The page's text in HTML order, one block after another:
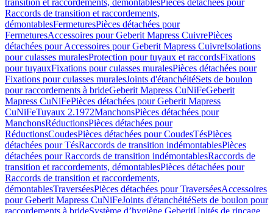
transition et raccordements, démontablesPièces détachées pour
Raccords de transition et raccordements,
démontablesFermeturesPièces détachées pour
FermeturesAccessoires pour Geberit Mapress CuivrePièces
détachées pour Accessoires pour Geberit Mapress CuivreIsolations
pour culasses muralesProtection pour tuyaux et raccordsFixations
pour tuyauxFixations pour culasses muralesPièces détachées pour
Fixations pour culasses muralesJoints d'étanchéitéSets de boulon
pour raccordements à brideGeberit Mapress CuNiFeGeberit
Mapress CuNiFePièces détachées pour Geberit Mapress
CuNiFeTuyaux 2.1972ManchonsPièces détachées pour
ManchonsRéductionsPièces détachées pour
RéductionsCoudesPièces détachées pour CoudesTésPièces
détachées pour TésRaccords de transition indémontablesPièces
détachées pour Raccords de transition indémontablesRaccords de
transition et raccordements, démontablesPièces détachées pour
Raccords de transition et raccordements,
démontablesTraverséesPièces détachées pour TraverséesAccessoires
pour Geberit Mapress CuNiFeJoints d'étanchéitéSets de boulon pour
raccordements à brideSystème d’hygiène GeberitUnités de rinçage